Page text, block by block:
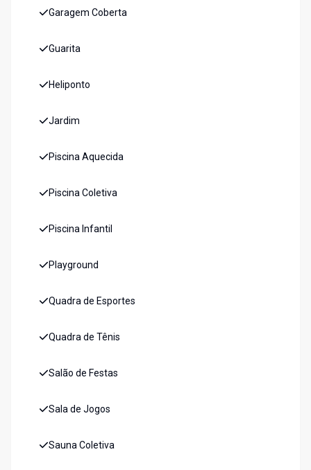
Garagem Coberta
Guarita
Heliponto
Jardim
Piscina Aquecida
Piscina Coletiva
Piscina Infantil
Playground
Quadra de Esportes
Quadra de Tênis
Salão de Festas
Sala de Jogos
Sauna Coletiva